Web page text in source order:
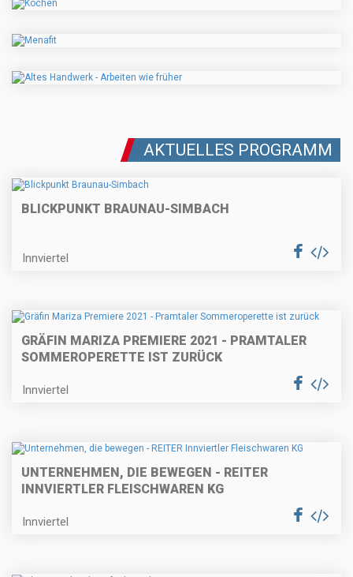
AKTUELLES PROGRAMM
BLICKPUNKT BRAUNAU-SIMBACH
Innviertel
GRÄFIN MARIZA PREMIERE 2021 - PRAMTALER
SOMMEROPERETTE IST ZURÜCK
Innviertel
UNTERNEHMEN, DIE BEWEGEN - REITER
INNVIERTLER FLEISCHWAREN KG
Innviertel